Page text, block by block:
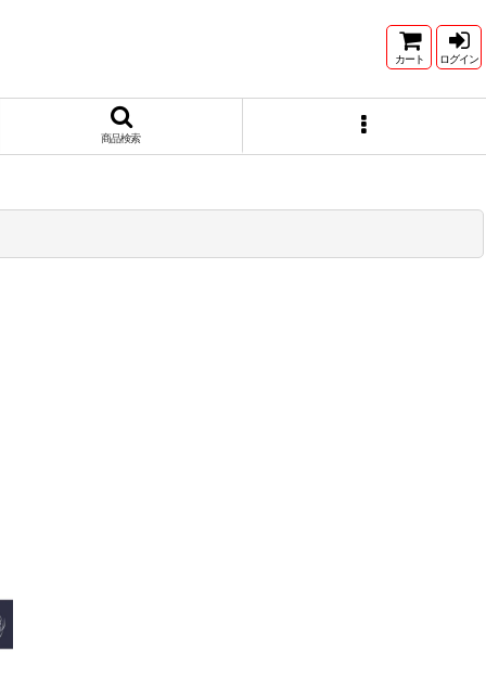
カート ログイン
商品検索